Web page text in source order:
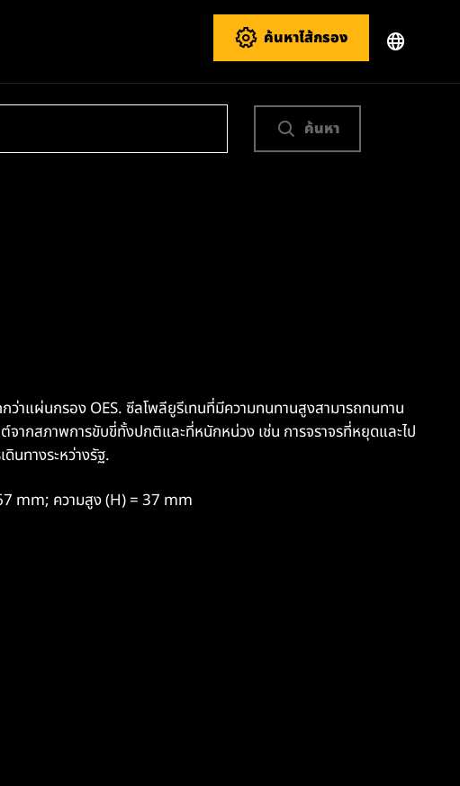
ค้นหาไส้กรอง
ค้นหา
แผ่นกรอง OES. ซีลโพลียูรีเทนที่มีความทนทานสูงสามารถทนทาน
ากสภาพการขับขี่ทั้งปกติและที่หนักหน่วง เช่น การจราจรที่หยุดและไป
นทางระหว่างรัฐ.
mm; ความสูง (H) = 37 mm